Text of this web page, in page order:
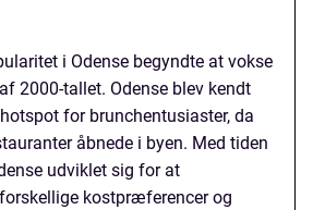
i Odense begyndte at vokse
2000-tallet. Odense blev kendt
for brunchentusiaster, da
åbnede i byen. Med tiden
udviklet sig for at
kostpræferencer og